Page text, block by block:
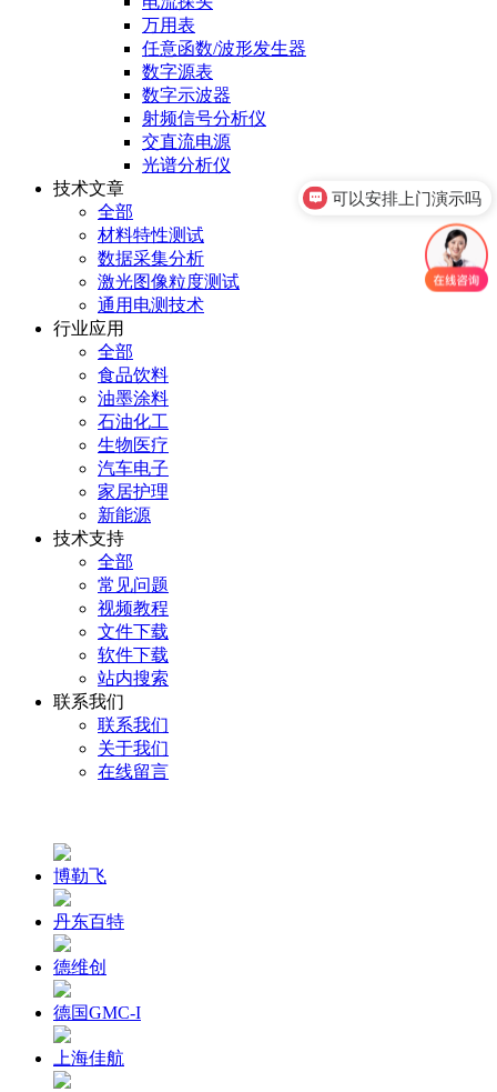
万用表
任意函数/波形发生器
数字源表
数字示波器
射频信号分析仪
交直流电源
光谱分析仪
技术文章
全部
材料特性测试
数据采集分析
激光图像粒度测试
通用电测技术
行业应用
全部
食品饮料
油墨涂料
石油化工
生物医疗
汽车电子
家居护理
新能源
技术支持
全部
常见问题
视频教程
文件下载
软件下载
站内搜索
联系我们
联系我们
关于我们
在线留言
博勒飞
丹东百特
德维创
德国GMC-I
上海佳航
可以安排上门演示吗